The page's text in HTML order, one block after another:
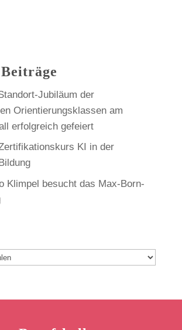
Jubiläum der
Orientierungsklassen am
erfolgreich gefeiert
KI in der
Klimpel besucht das Max-Born-